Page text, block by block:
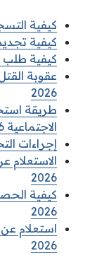
كيفية
كيفية تجديد
كيفية طلب
عقوبة
2026
طريقة
الاجتماعية 2026
إجراءات
الاستعلام
2026
كيفية
2026
استعلام
2026